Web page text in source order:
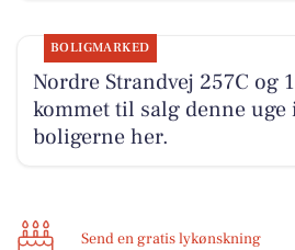
BOLIGMARKED
Nordre Strandvej 257C og
kommet til salg denne uge
boligerne her.
Send en gratis lykønskning